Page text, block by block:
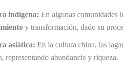
indígena: En algunas comunidades
y transformación, dado su
asiática: En la cultura china, las
representando abundancia y riqueza.